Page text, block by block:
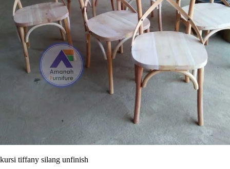
kursi tiffany silang unfinish